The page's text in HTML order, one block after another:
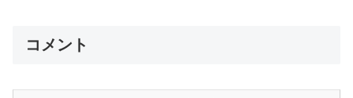
コメント